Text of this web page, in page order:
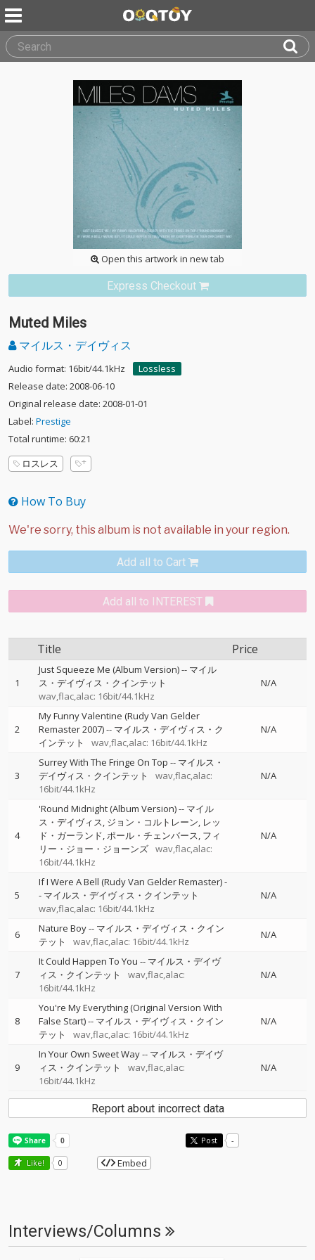
Open this artwork in new tab
Express Checkout
Muted Miles
マイルス・デイヴィス
Audio format: 16bit/44.1kHz
Lossless
Release date: 2008-06-10
Original release date: 2008-01-01
Label: Prestige
Total runtime: 60:21
ロスレス
How To Buy
Add all to Cart
Add all to INTEREST
Title Price
1
Just Squeeze Me (Album Version)-- マイル
ス・デイヴィス・クインテット
wav,flac,alac: 16bit/44.1kHz
N/A
2
My Funny Valentine (Rudy Van Gelder
Remaster 2007)-- マイルス・デイヴィス・ク
インテット
wav,flac,alac: 16bit/44.1kHz
N/A
3
Surrey With The Fringe On Top -- マイルス・
デイヴィス・クインテット
wav,flac,alac:
16bit/44.1kHz
N/A
4
'Round Midnight (Album Version)-- マイル
ス・デイヴィス ジョン・コルトレーン レッ
ド・ガーランド ポール・チェンバース フィ
リー・ジョー・ジョーンズ wav,flac,alac:
16bit/44.1kHz
N/A
5
If I Were A Bell (Rudy Van Gelder Remaster)-
- マイルス・デイヴィス・クインテット
wav,flac,alac: 16bit/44.1kHz
N/A
6 Nature Boy-- マイルス・デイヴィス・クイン
テット
wav,flac,alac: 16bit/44.1kHz
N/A
7
It Could Happen To You -- マイルス・デイヴ
ィス・クインテット
wav,flac,alac:
16bit/44.1kHz
N/A
8
You're My Everything (Original Version With
False Start)-- マイルス・デイヴィス・クイン
テット
wav,flac,alac: 16bit/44.1kHz
N/A
9
In Your Own Sweet Way-- マイルス・デイヴ
ィス・クインテット
wav,flac,alac:
16bit/44.1kHz
N/A
Report about incorrect data
Post -
Like! 0 Embed
Interviews/Columns